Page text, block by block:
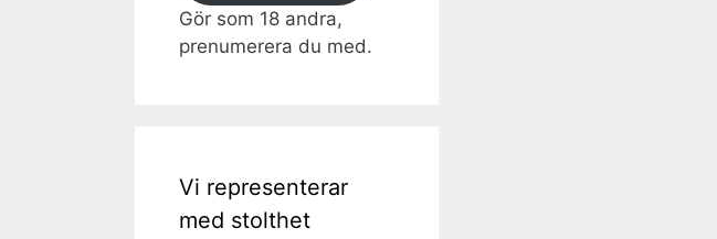
Gör som 18 andra,
prenumerera du med.
Vi representerar
med stolthet